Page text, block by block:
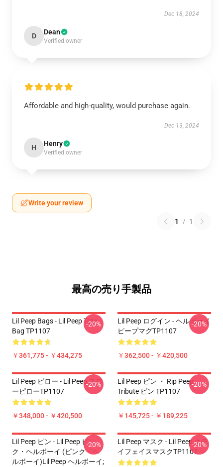
Dec 18, 2024
D Dean
Verified owner
Affordable and high-quality, would purchase again.
Dec 13, 2024
H Henry
Verified owner
Write your review
1 / 1
最高の売り手製品
Lil Peep Bags - Lil Peep Tote
Bag TP1107
￥361,775 - ￥434,275
-20%
Lil Peep ログイン - ヘルボーイ
ピープマグTP1107
￥362,500 - ￥420,500
-20%
Lil Peep ピロー - Lil Peep スロ
ーピローTP1107
￥348,000 - ￥420,500
-20%
Lil Peep ピン ・ Rip Peep
Tribute ピン TP1107
￥145,725 - ￥189,225
-20%
Lil Peep ピン - Lil Peep ピン
ク・ヘルボーイ (ピンク・ヘ
ルボーイ)Lil Peep ヘルボーイ;
-20%
Lil Peep マスク - Lil Peep クラ
イフェイスマスクTP1107
-20%